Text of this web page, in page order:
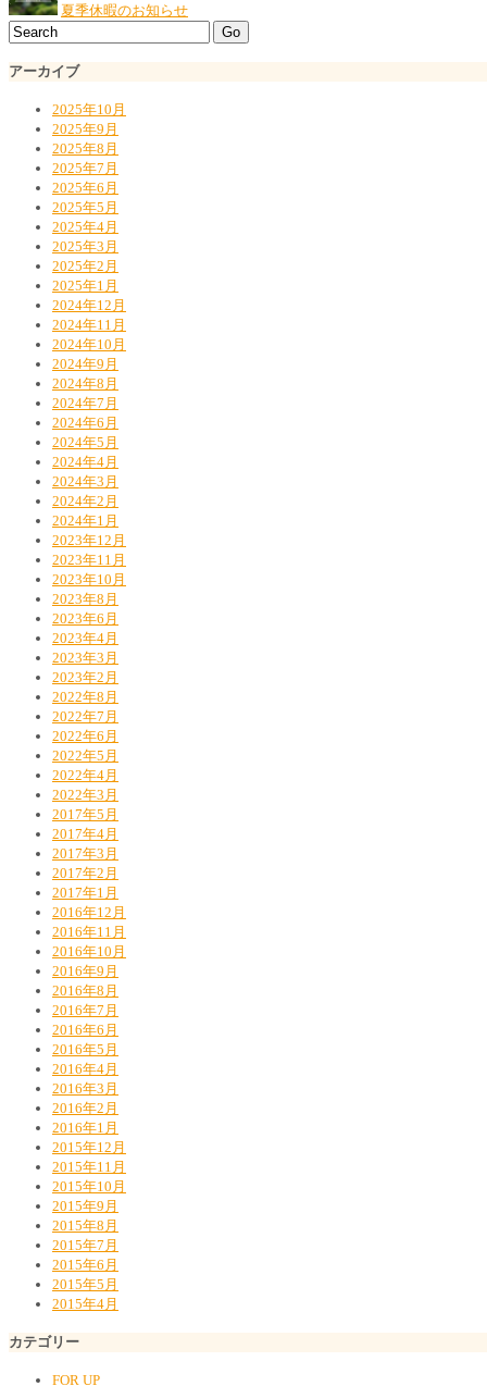
夏季休暇のお知らせ
アーカイブ
2025年10月
2025年9月
2025年8月
2025年7月
2025年6月
2025年5月
2025年4月
2025年3月
2025年2月
2025年1月
2024年12月
2024年11月
2024年10月
2024年9月
2024年8月
2024年7月
2024年6月
2024年5月
2024年4月
2024年3月
2024年2月
2024年1月
2023年12月
2023年11月
2023年10月
2023年8月
2023年6月
2023年4月
2023年3月
2023年2月
2022年8月
2022年7月
2022年6月
2022年5月
2022年4月
2022年3月
2017年5月
2017年4月
2017年3月
2017年2月
2017年1月
2016年12月
2016年11月
2016年10月
2016年9月
2016年8月
2016年7月
2016年6月
2016年5月
2016年4月
2016年3月
2016年2月
2016年1月
2015年12月
2015年11月
2015年10月
2015年9月
2015年8月
2015年7月
2015年6月
2015年5月
2015年4月
カテゴリー
FOR UP